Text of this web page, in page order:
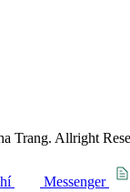
Trang. Allright
Messenger